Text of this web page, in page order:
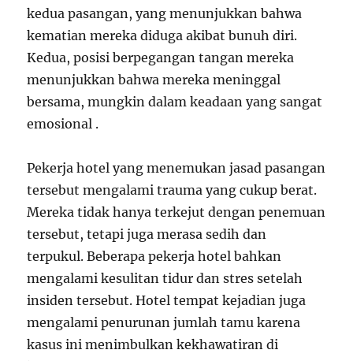
kedua pasangan, yang menunjukkan bahwa
kematian mereka diduga akibat bunuh diri.
Kedua, posisi berpegangan tangan mereka
menunjukkan bahwa mereka meninggal
bersama, mungkin dalam keadaan yang sangat
emosional .
Pekerja hotel yang menemukan jasad pasangan
tersebut mengalami trauma yang cukup berat.
Mereka tidak hanya terkejut dengan penemuan
tersebut, tetapi juga merasa sedih dan
terpukul. Beberapa pekerja hotel bahkan
mengalami kesulitan tidur dan stres setelah
insiden tersebut. Hotel tempat kejadian juga
mengalami penurunan jumlah tamu karena
kasus ini menimbulkan kekhawatiran di